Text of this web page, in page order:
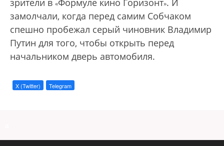
зрители в «Формуле кино Горизонт». И
замолчали, когда перед самим Собчаком
спешно пробежал серый чиновник Владимир
Путин для того, чтобы открыть перед
начальником дверь автомобиля.
X (Twitter) Telegram